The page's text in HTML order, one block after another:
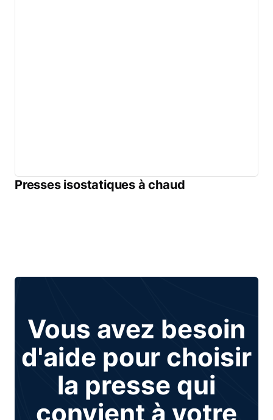
Presses isostatiques à chaud
Vous avez besoin
d'aide pour choisir
la presse qui
convient à votre